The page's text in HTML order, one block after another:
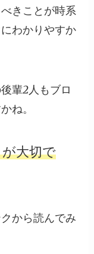
きことが時系
わかりやすか
輩2人もブロ
ね。
大切で
から読んでみ